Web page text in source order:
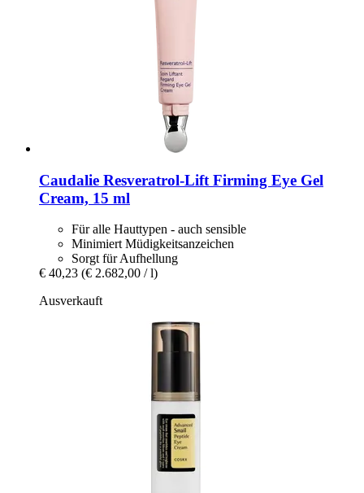
Caudalie Resveratrol-​Lift Firming Eye Gel
Cream, 15 ml
Für alle Hauttypen - auch sensible
Minimiert Müdigkeitsanzeichen
Sorgt für Aufhellung
€ 40,23 (€ 2.682,00 / l)
Ausverkauft